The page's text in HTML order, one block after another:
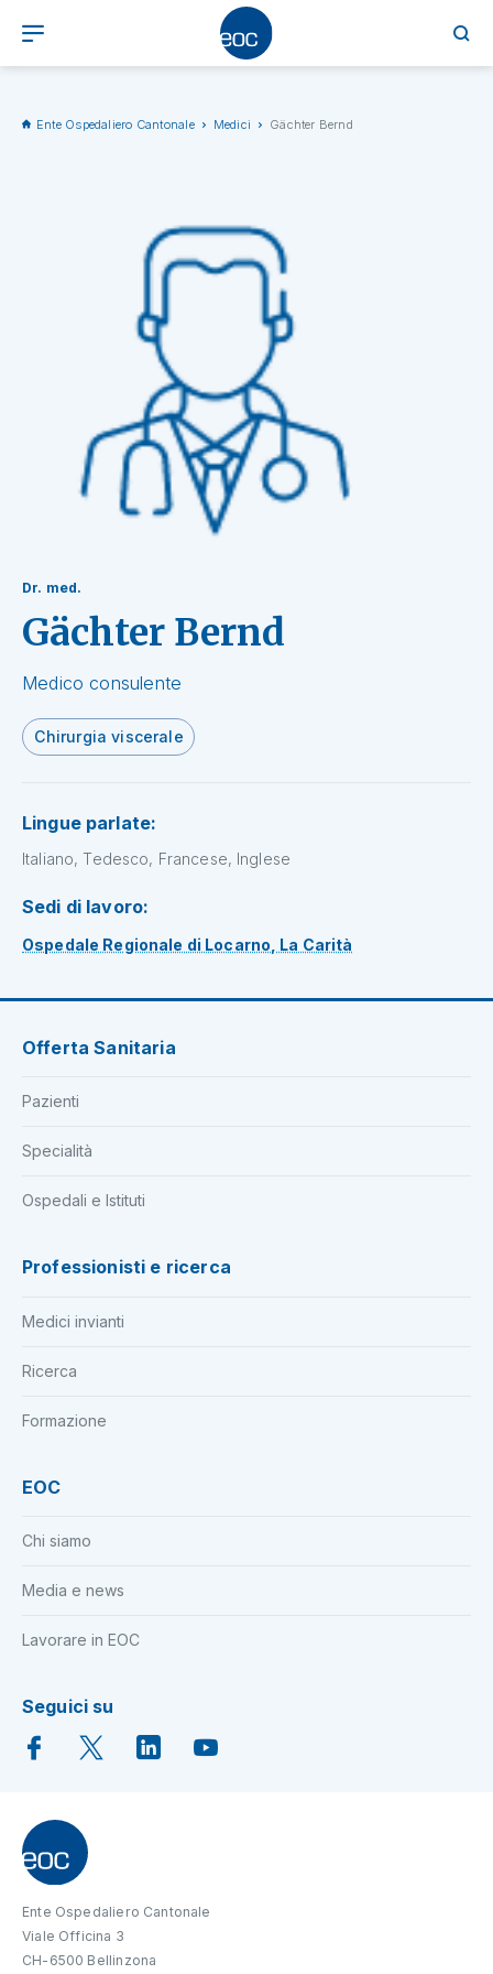
Ente Ospedaliero Cantonale Medici Gächter Bernd
Dr. med.
Gächter Bernd
Medico consulente
Chirurgia viscerale
Lingue parlate:
Italiano, Tedesco, Francese, Inglese
Sedi di lavoro:
Ospedale Regionale di Locarno, La Carità
Offerta Sanitaria
Pazienti
Specialità
Ospedali e Istituti
Professionisti e ricerca
Medici invianti
Ricerca
Formazione
EOC
Chi siamo
Media e news
Lavorare in EOC
Seguici su
Ente Ospedaliero Cantonale
Viale Officina 3
CH-6500 Bellinzona